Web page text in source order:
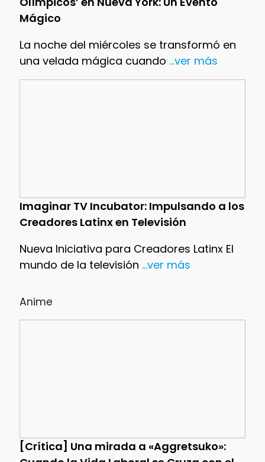
Mágico
La noche del miércoles se transformó en
una velada mágica cuando ...ver más
Imaginar TV Incubator: Impulsando a los
Creadores Latinx en Televisión
Nueva Iniciativa para Creadores Latinx El
mundo de la televisión ...ver más
Anime
[Crítica] Una mirada a «Aggretsuko»: